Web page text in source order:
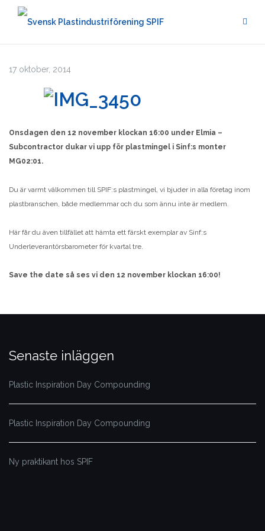
Hoppa
17 oktober, 2014
Onsdagen den 12 november klockan 16:00 under Elmia –
Subcontractor dukar vi upp för plastmingel i Sinf:s monter
MG02:01.
Du är varmt välkommen till SPIF:s plastmingel, vi bjuder in alla företag inom
plastbranschen, både medlemmar och du som ännu inte är medlem.
Här får du även tillfället att hämta ett färskt exemplar av Sinf:s
Underleverantörsbarometer för kvartal tre.
Save the date så ses vi den 12 november klockan 16:00!
Senaste inläggen
Plastic Inspiration Day Compounding
Plastic Inspiration Day Compounding
Ny praktikant hos SPIF